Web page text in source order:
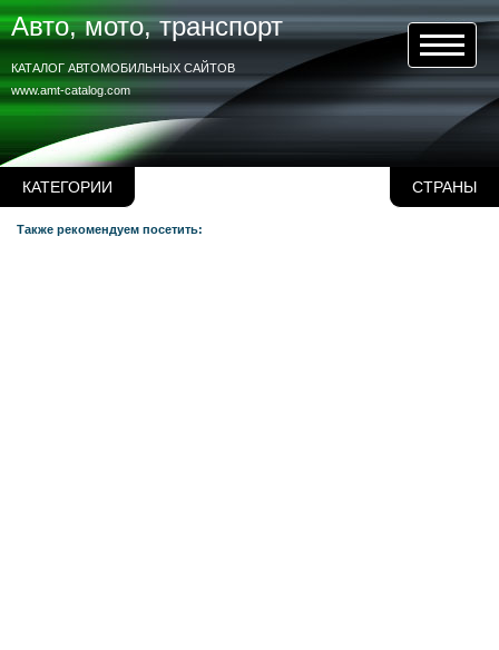
КАТЕГОРИИ СТРАНЫ
Авто, мото, транспорт
www.amt-catalog.com
КАТАЛОГ АВТОМОБИЛЬНЫХ САЙТОВ
Также рекомендуем посетить: